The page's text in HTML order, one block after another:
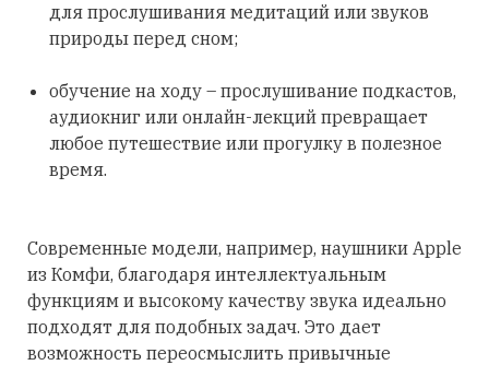
для прослушивания медитаций или звуков
природы перед сном;
обучение на ходу – прослушивание подкастов,
аудиокниг или онлайн-лекций превращает
любое путешествие или прогулку в полезное
время.
Современные модели, например, наушники Apple
из Комфи, благодаря интеллектуальным
функциям и высокому качеству звука идеально
подходят для подобных задач. Это дает
возможность переосмыслить привычные